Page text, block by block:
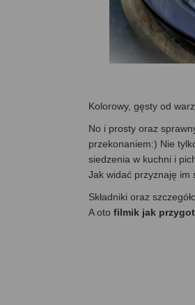
Kolorowy, gęsty od
No i prosty oraz
przekonaniem:) Nie
siedzenia w kuchni i
Jak widać przyznaję im
Składniki oraz
A oto filmik jak